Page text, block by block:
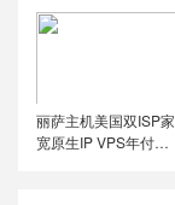
免费获取双倍流量 (附
丽萨主机美国双ISP家
宽原生IP VPS年付特